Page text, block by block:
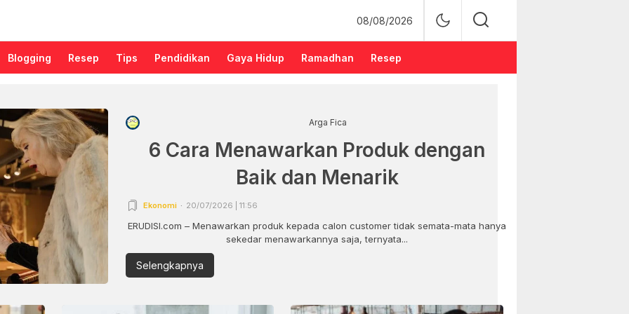
08/08/2026
Blogging Resep Tips Pendidikan Gaya Hidup Ramadhan Resep
Arga Fica
6 Cara Menawarkan Produk dengan
Baik dan Menarik
Ekonomi 20/07/2026 | 11:56
ERUDISI.com – Menawarkan produk kepada calon customer tidak semata-mata hanya
sekedar menawarkannya saja, ternyata...
Selengkapnya